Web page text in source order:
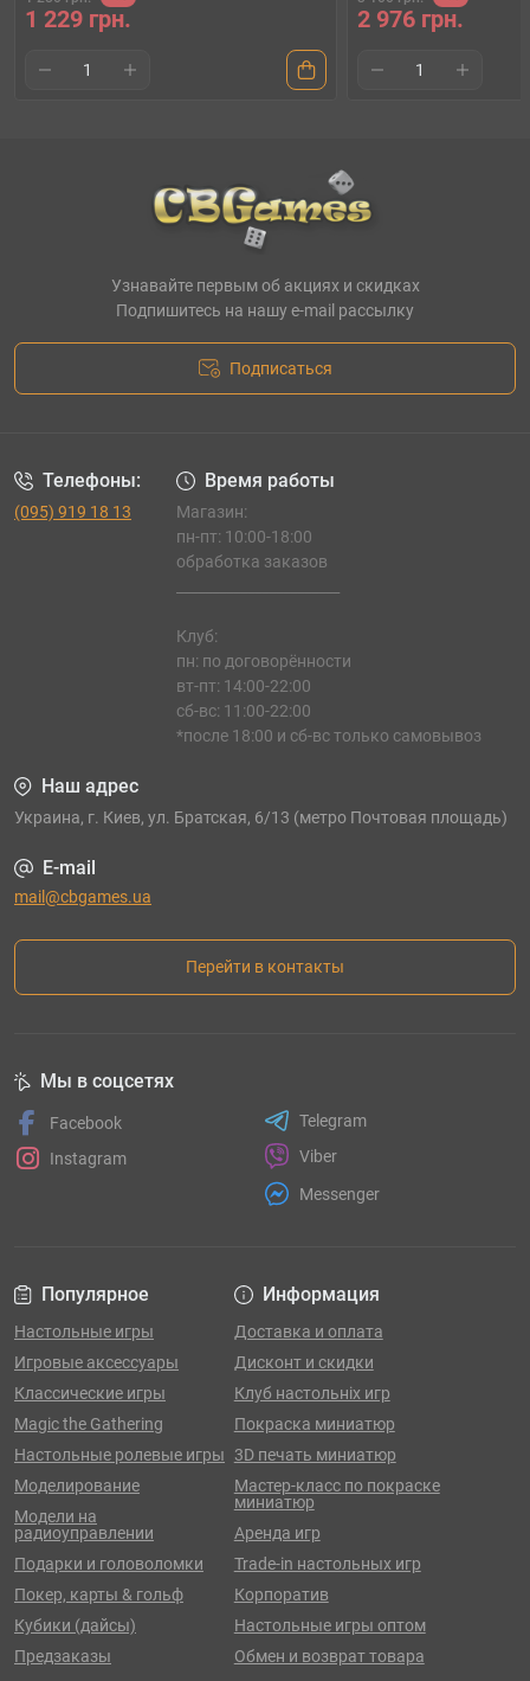
1 229 грн. 2 976 грн.
Узнавайте первым об акциях и скидках
Подпишитесь на нашу e-mail рассылку
Подписаться
Телефоны:
(095) 919 18 13
Время работы
Магазин:
пн-пт: 10:00-18:00
обработка заказов
Клуб:
пн: по договорённости
вт-пт: 14:00-22:00
сб-вс: 11:00-22:00
*после 18:00 и сб-вс только самовывоз
Наш адрес
Украина, г. Киев, ул. Братская, 6/13 (метро Почтовая площадь)
E-mail
mail@cbgames.ua
Перейти в контакты
Популярное
Настольные игры
Игровые аксессуары
Классические игры
Magic the Gathering
Настольные ролевые игры
Моделирование
Модели на
радиоуправлении
Подарки и головоломки
Покер, карты & гольф
Кубики (дайсы)
Предзаказы
Информация
Доставка и оплата
Дисконт и скидки
Клуб настольніх игр
Покраска миниатюр
3D печать миниатюр
Мастер-класс по покраске
миниатюр
Аренда игр
Trade-in настольных игр
Корпоратив
Настольные игры оптом
Обмен и возврат товара
Мы в соцсетях
Facebook
Instagram
Telegram
Viber
Messenger